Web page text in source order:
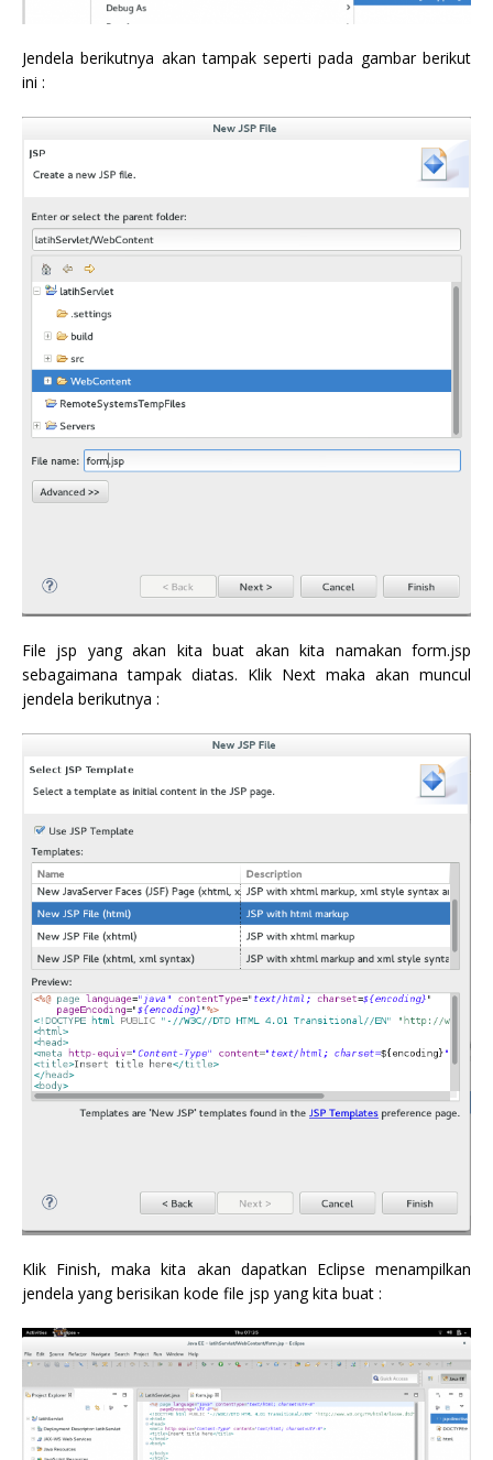
Jendela berikutnya akan tampak seperti pada gambar berikut
ini :
File jsp yang akan kita buat akan kita namakan form.jsp
sebagaimana tampak diatas. Klik Next maka akan muncul
jendela berikutnya :
Klik Finish, maka kita akan dapatkan Eclipse menampilkan
jendela yang berisikan kode file jsp yang kita buat :